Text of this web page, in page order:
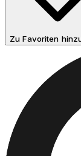
Zu Favoriten